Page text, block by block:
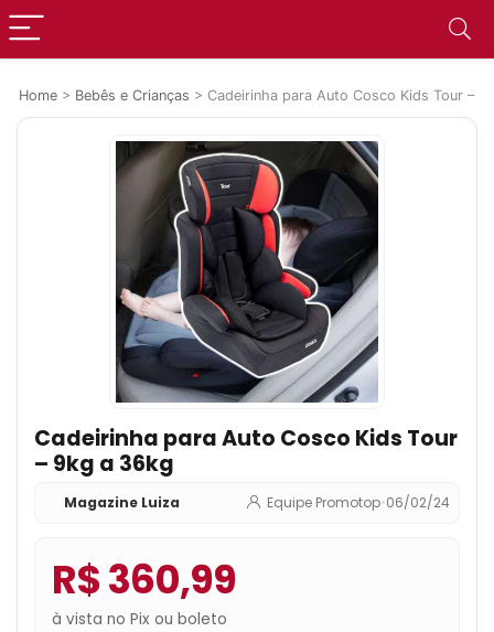
Home > Bebês e Crianças > Cadeirinha para Auto Cosco Kids Tour –
Cadeirinha para Auto Cosco Kids Tour
– 9kg a 36kg
Magazine Luiza Equipe Promotop•06/02/24
R$ 360,99
à vista no Pix ou boleto